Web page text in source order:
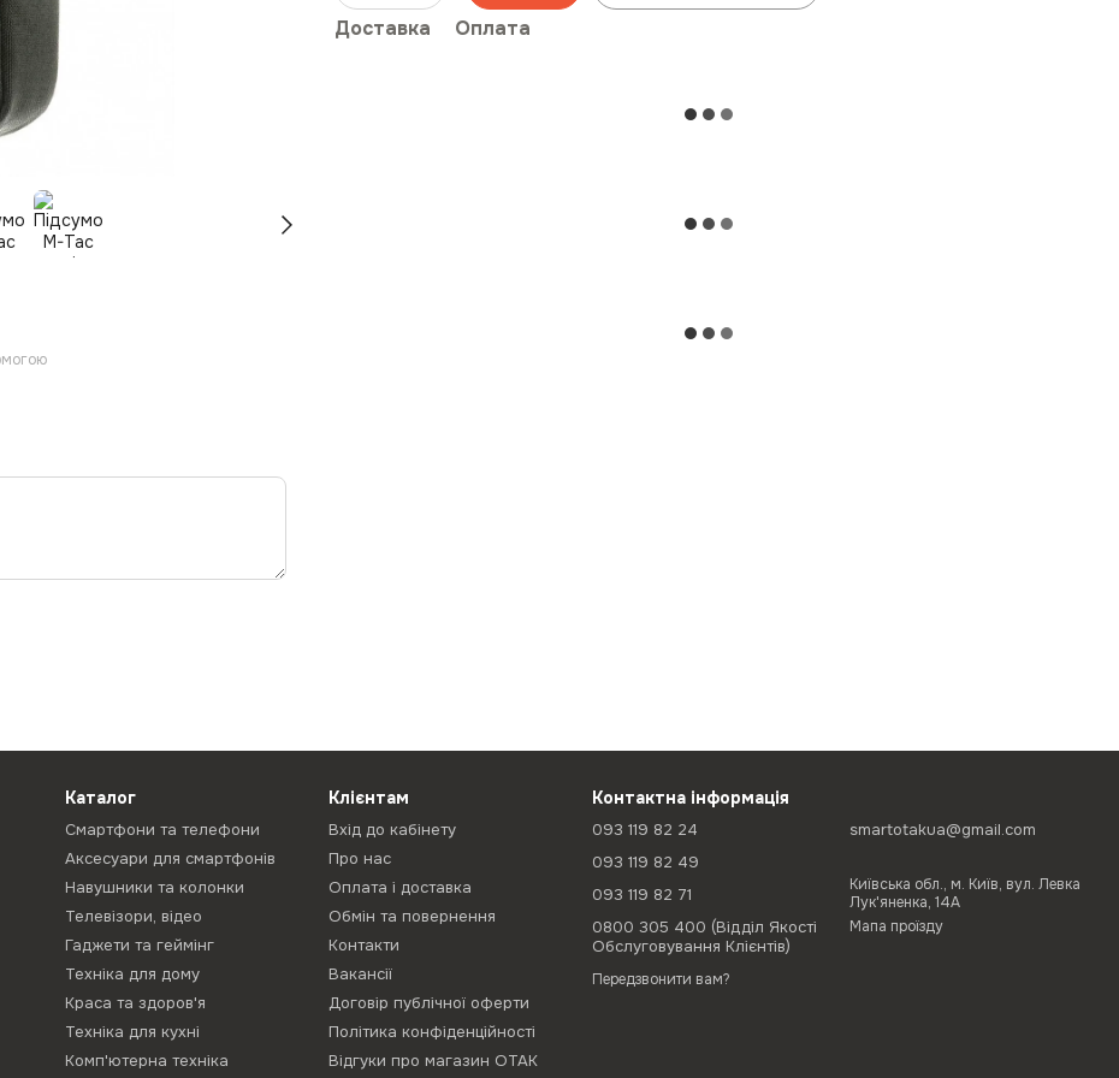
Доставка Оплата
Каталог
Смартфони та телефони
Аксесуари для смартфонів
Навушники та колонки
Телевізори, відео
Гаджети та геймінг
Техніка для дому
Краса та здоров'я
Техніка для кухні
Комп'ютерна техніка
Клієнтам
Вхід до кабінету
Про нас
Оплата і доставка
Обмін та повернення
Контакти
Вакансії
Договір публічної оферти
Політика конфіденційності
Відгуки про магазин ОТАК
Контактна інформація
093 119 82 24
093 119 82 49
093 119 82 71
0800 305 400 (Відділ Якості
Обслуговування Клієнтів)
Передзвонити вам?
smartotakua@gmail.com
Київська обл., м. Київ, вул. Левка
Лук'яненка, 14А
Мапа проїзду